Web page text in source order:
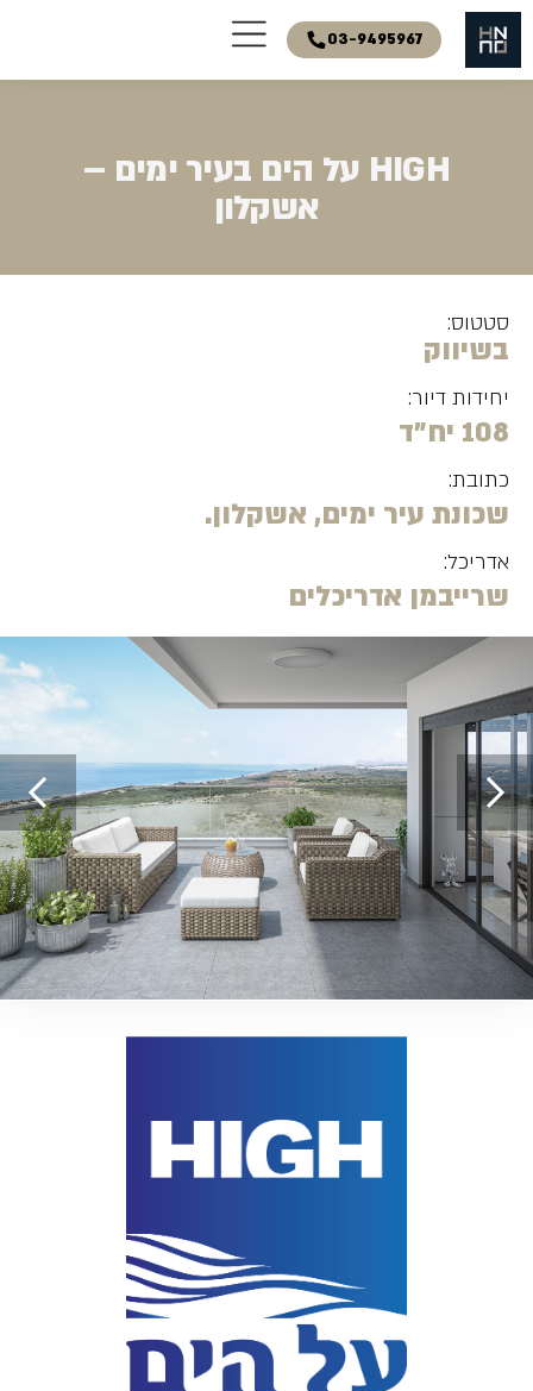
03-9495967
HIGH על הים בעיר ימים –
אשקלון
סטטוס:
בשיווק
יחידות דיור:
108 יח"ד
כתובת:
שכונת עיר ימים, אשקלון.
אדריכל:
שרייבמן אדריכלים